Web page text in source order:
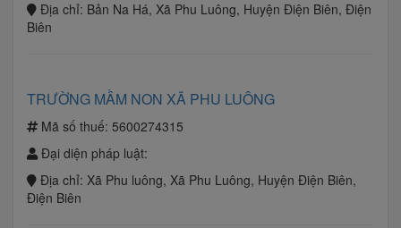
Địa chỉ: Bản Na Há, Xã Phu Luông, Huyện Điện Biên, Điện
Biên
TRƯỜNG MẦM NON XÃ PHU LUÔNG
Mã số thuế: 5600274315
Đại diện pháp luật:
Địa chỉ: Xã Phu luông, Xã Phu Luông, Huyện Điện Biên,
Điện Biên